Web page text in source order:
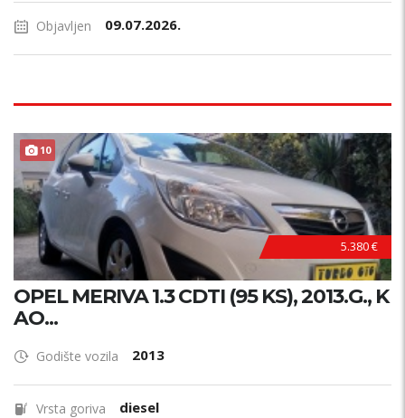
Objavljen 09.07.2026.
10
5.380 €
OPEL MERIVA 1.3 CDTI (95 KS), 2013.G., K
AO...
Godište vozila 2013
Vrsta goriva diesel